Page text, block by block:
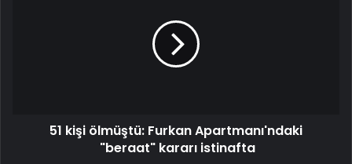
51 kişi ölmüştü: Furkan Apartmanı'ndaki
"beraat" kararı istinafta